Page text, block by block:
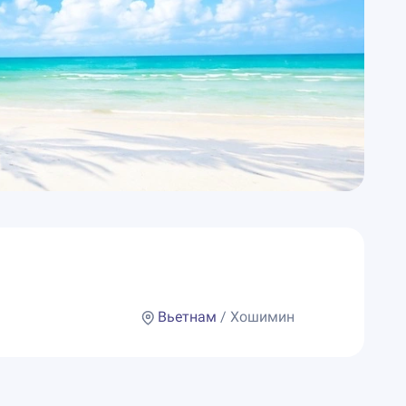
Вьетнам / Хошимин